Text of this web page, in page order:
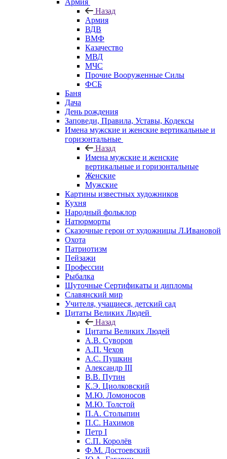
Армия
Назад
Армия
ВДВ
ВМФ
Казачество
МВД
МЧС
Прочие Вооруженные Силы
ФСБ
Баня
Дача
День рождения
Заповеди, Правила, Уставы, Кодексы
Имена мужские и женские вертикальные и
горизонтальные
Назад
Имена мужские и женские
вертикальные и горизонтальные
Женские
Мужские
Картины известных художников
Кухня
Народный фольклор
Натюрморты
Сказочные герои от художницы Л.Ивановой
Охота
Патриотизм
Пейзажи
Профессии
Рыбалка
Шуточные Сертификаты и дипломы
Славянский мир
Учителя, учащиеся, детский сад
Цитаты Великих Людей
Назад
Цитаты Великих Людей
А.В. Суворов
А.П. Чехов
А.С. Пушкин
Александр III
В.В. Путин
К.Э. Циолковский
М.Ю. Ломоносов
М.Ю. Толстой
П.А. Столыпин
П.С. Нахимов
Петр I
С.П. Королёв
Ф.М. Достоевский